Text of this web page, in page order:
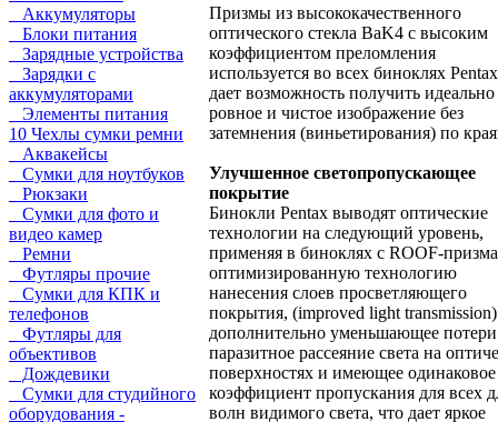
Аккумуляторы
Блоки питания
Зарядные устройства
Зарядки с
аккумуляторами
Элементы питания
10 Чехлы сумки ремни
Аквакейсы
Сумки для ноутбуков
Рюкзаки
Сумки для фото и
видео камер
Ремни
Футляры прочие
Сумки для КПК и
телефонов
Футляры для
объективов
Дождевики
Сумки для студийного
оборудования -
Призмы из высококачественного
оптического стекла BaK4 с высоким
коэффициентом преломления
используется во всех биноклях
дает возможность получить идеально
ровное и чистое изображение без
затемнения (виньетирования) по
Улучшенное светопропускающее
покрытие
Бинокли Pentax выводят оптические
технологии на следующий уровень,
применяя в биноклях с ROOF-
оптимизированную технологию
нанесения слоев просветляющего
покрытия, (improved light transmission)
дополнительно уменьшающее
паразитное рассеяние света на
поверхностях и имеющее одинаковое
коэффициент пропускания для всех
волн видимого света, что дает яркое